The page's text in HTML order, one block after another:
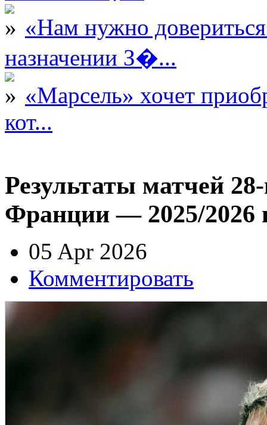
«Нам нужно
назначении З�...
«Марсель» хочет
кот...
Результаты матчей
Франции — 2025/2026
05 Apr 2026
Комментировать